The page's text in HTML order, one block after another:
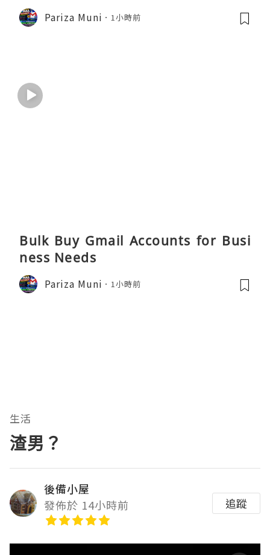
Pariza Muni 1小時前
Bulk Buy Gmail Accounts for Busi
ness Needs
Pariza Muni 1小時前
生活
渣男？
後備小屋
發佈於 14小時前
追蹤